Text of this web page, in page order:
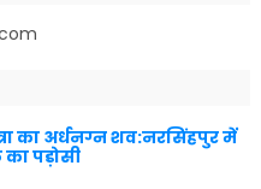
का अर्धनग्न शव:नरसिंहपुर में
पड़ोसी